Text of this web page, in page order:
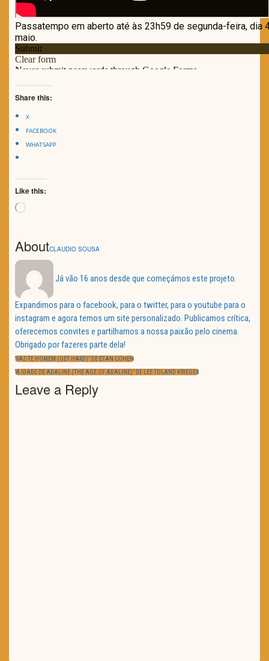
Share this:
X
FACEBOOK
WHATSAPP
Like this:
Loading…
AboutCLAUDIO SOUSA
Já vão 16 anos desde que começámos este projeto.
Expandimos para o facebook, para o twitter, para o youtube para o
instagram e agora temos um site personalizado. Publicamos crítica,
oferecemos convites e partilhamos a nossa paixão pelo cinema.
Obrigado por fazeres parte dela!
Navegação
de
artigos
PREVIOUS
“FAZ-TE HOMEM (GET HARD)” DE ETAN COHEN
NEXT
“A IDADE DE ADALINE (THE AGE OF ADALINE)” DE LEE TOLAND KRIEGER
Leave a Reply